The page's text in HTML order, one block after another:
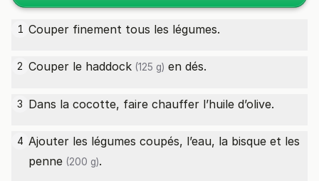
1 Couper finement tous les légumes.
2 Couper le haddock (125 g) en dés.
3 Dans la cocotte, faire chauffer l’huile d’olive.
4 Ajouter les légumes coupés, l’eau, la bisque et les
penne (200 g).